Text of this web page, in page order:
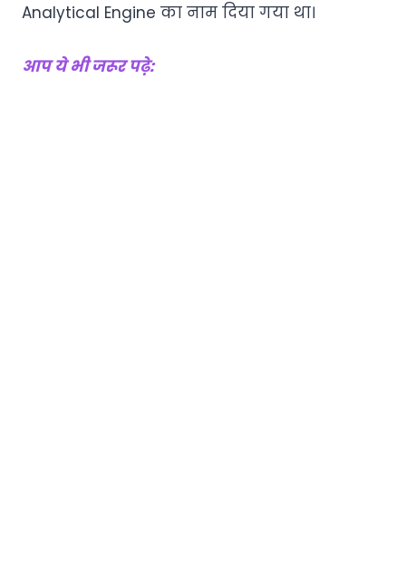
Analytical Engine का नाम दिया गया था।
आप ये भी जरूर पढ़े: